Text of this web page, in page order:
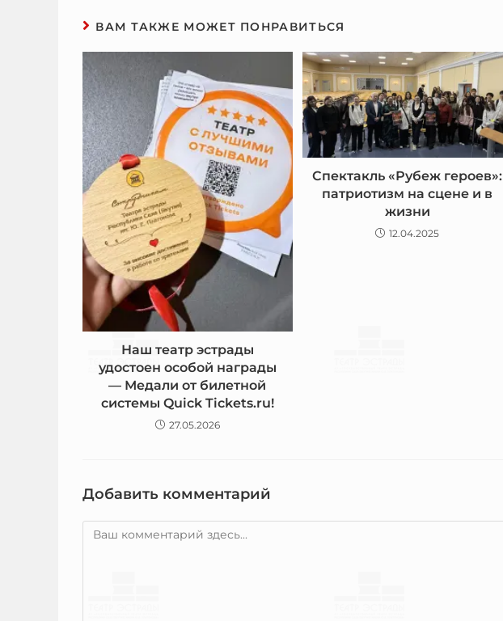
ВАМ ТАКЖЕ МОЖЕТ ПОНРАВИТЬСЯ
Наш театр эстрады
удостоен особой награды
— Медали от билетной
системы Quick Tickets.ru!
27.05.2026
Спектакль «Рубеж героев»:
патриотизм на сцене и в
жизни
12.04.2025
Добавить комментарий